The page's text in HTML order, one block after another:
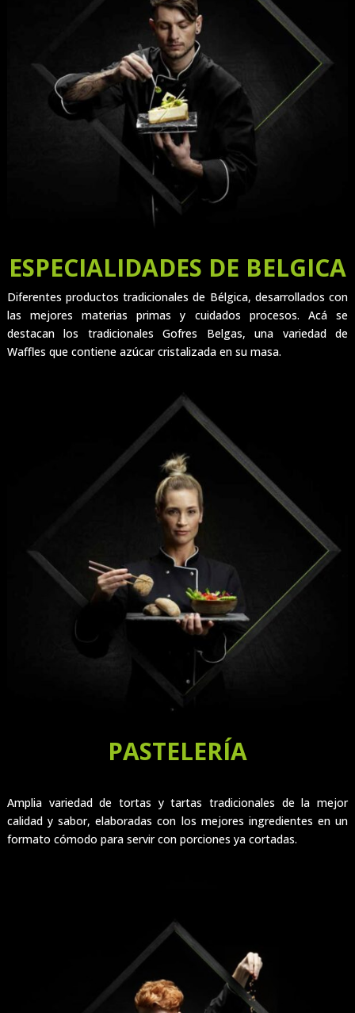
ESPECIALIDADES DE BELGICA
Diferentes productos tradicionales de Bélgica, desarrollados con
las mejores materias primas y cuidados procesos. Acá se
destacan los tradicionales Gofres Belgas, una variedad de
Waffles que contiene azúcar cristalizada en su masa.
PASTELERÍA
Amplia variedad de tortas y tartas tradicionales de la mejor
calidad y sabor, elaboradas con los mejores ingredientes en un
formato cómodo para servir con porciones ya cortadas.